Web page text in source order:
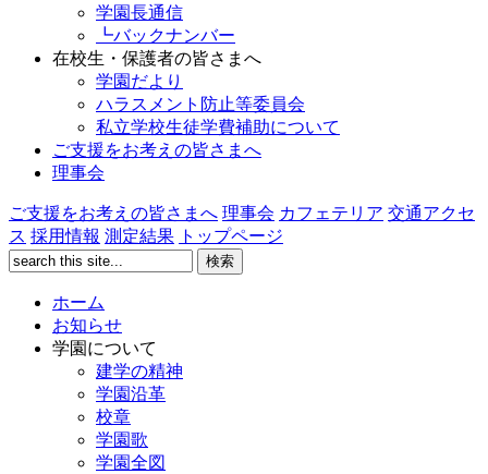
学園長通信
┗バックナンバー
在校生・保護者の皆さまへ
学園だより
ハラスメント防止等委員会
私立学校生徒学費補助について
ご支援をお考えの皆さまへ
理事会
ご支援をお考えの皆さまへ 理事会 カフェテリア 交通アクセ
ス 採用情報 測定結果 トップページ
ホーム
お知らせ
学園について
建学の精神
学園沿革
校章
学園歌
学園全図